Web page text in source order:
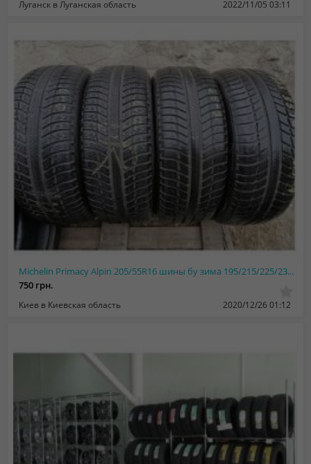
Луганск в Луганская область 2022/11/05 03:11
Michelin Primacy Alpin 205/55R16 шины бу зима 195/215/225/235/55/60/65/70
750 грн.
Киев в Киевская область 2020/12/26 01:12